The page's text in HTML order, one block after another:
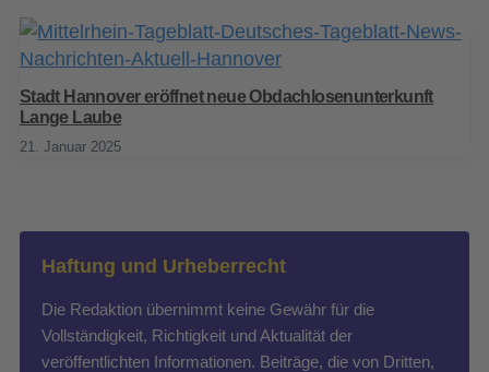
Stadt Hannover eröffnet neue Obdachlosenunterkunft
Lange Laube
21. Januar 2025
Haftung und Urheberrecht
Die Redaktion übernimmt keine Gewähr für die
Vollständigkeit, Richtigkeit und Aktualität der
veröffentlichten Informationen. Beiträge, die von Dritten,